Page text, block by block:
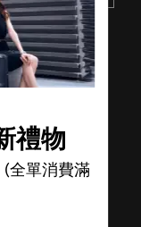
禮物
全單消費滿